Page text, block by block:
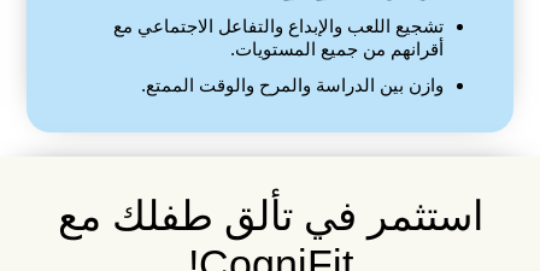
تشجيع اللعب والإبداع والتفاعل الاجتماعي مع
أقرانهم من جميع المستويات.
وازن بين الدراسة والمرح والوقت الممتع.
استثمر في تألق طفلك مع